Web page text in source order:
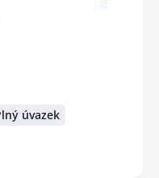
úvazek